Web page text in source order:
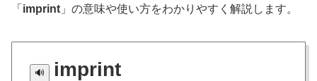
「 imprint 」の意味や使い方をわかりやすく解説します。
imprint